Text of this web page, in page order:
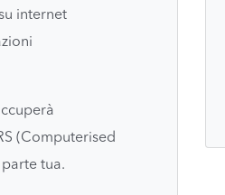
internet
(Computerised
parte tua.